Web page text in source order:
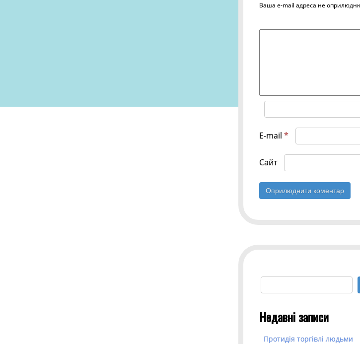
Ваша e-mail адреса не
E-mail *
Сайт
Пошук:
Недавні записи
Протидія торгівлі людьми